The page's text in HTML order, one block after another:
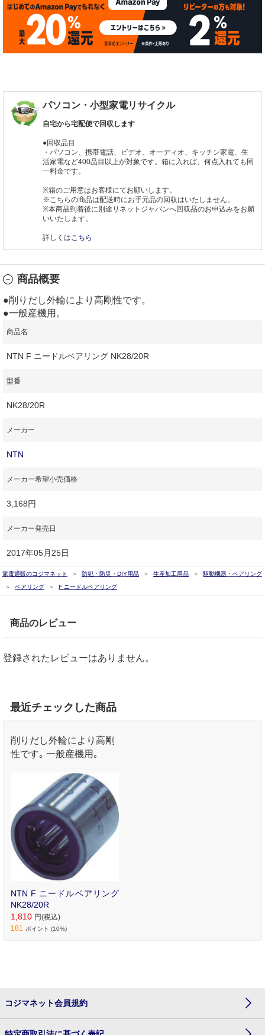
パソコン・小型家電リサイクル
自宅から宅配便で回収します
●回収品目
・パソコン、携帯電話、ビデオ、オーディオ、キッチン家電、生
活家電など400品目以上が対象です。箱に入れば、何点入れても同
一料金です。
※箱のご用意はお客様にてお願いします。
※こちらの商品は配送時にお手元品の回収はいたしません。
※本商品到着後に別途リネットジャパンへ回収品のお申込みをお願
いいたします。
詳しくは こちら
商品概要
●削りだし外輪により高剛性です。
●一般産機用。
商品名
NTN F ニードルベアリング NK28/20R
型番
NK28/20R
メーカー
NTN
メーカー希望小売価格
3,168円
メーカー発売日
2017年05月25日
家電通販のコジマネット 防犯・防災・DIY用品 生産加工用品
駆動機器・ベアリング
ベアリング
F ニードルベアリング
商品のレビュー
登録されたレビューはありません。
最近チェックした商品
削りだし外輪により高剛
性です｡ 一般産機用｡
NTN F ニードルベアリング
NK28/20R
1,810 円(税込)
181
ポイント (10%)
コジマネット会員規約